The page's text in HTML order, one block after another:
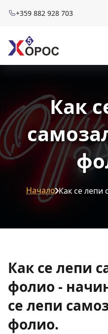
+359 882 928 703
Как
Начало Как се
Как се лепи
фолио -
се лепи
фолио.